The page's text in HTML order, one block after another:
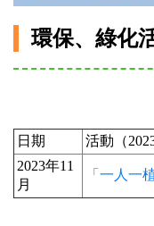
環保、綠化
日期
活動（
2023年11
月
「一人一